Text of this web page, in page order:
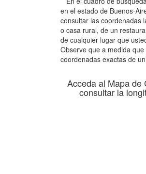
en el estado de Buenos-
consultar las coordenadas
o casa rural, de un
de cualquier lugar que
Observe que a medida
coordenadas exactas de
Acceda al Mapa de
consultar la